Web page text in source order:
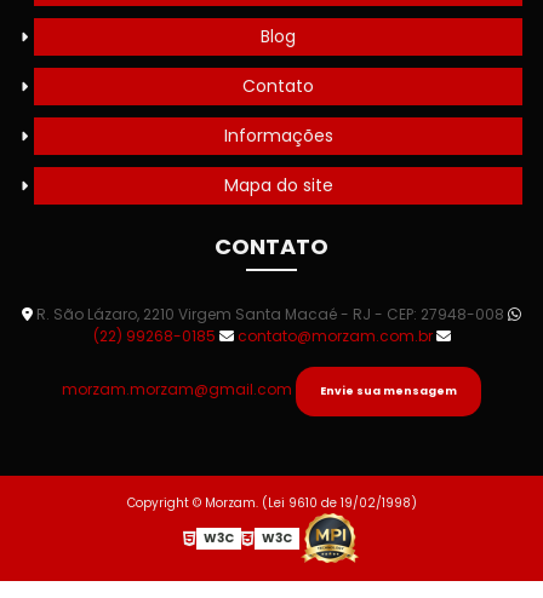
Blog
Contato
Informações
Mapa do site
CONTATO
R. São Lázaro, 2210 Virgem Santa Macaé - RJ - CEP: 27948-008
(22) 99268-0185
contato@morzam.com.br
morzam.morzam@gmail.com Envie sua mensagem
Copyright © Morzam. (Lei 9610 de 19/02/1998)
W3C
W3C